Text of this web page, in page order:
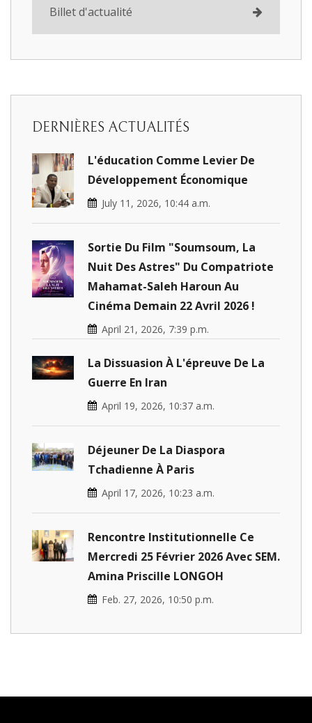
Billet d'actualité
DERNIÈRES ACTUALITÉS
L'éducation Comme Levier De
Développement Économique
July 11, 2026, 10:44 a.m.
Sortie Du Film "Soumsoum, La
Nuit Des Astres" Du Compatriote
Mahamat-Saleh Haroun Au
Cinéma Demain 22 Avril 2026 !
April 21, 2026, 7:39 p.m.
La Dissuasion À L'épreuve De La
Guerre En Iran
April 19, 2026, 10:37 a.m.
Déjeuner De La Diaspora
Tchadienne À Paris
April 17, 2026, 10:23 a.m.
Rencontre Institutionnelle Ce
Mercredi 25 Février 2026 Avec SEM.
Amina Priscille LONGOH
Feb. 27, 2026, 10:50 p.m.